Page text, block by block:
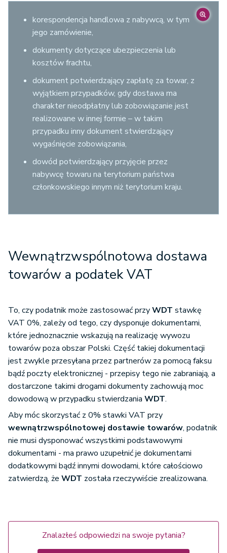
korespondencja handlowa z nabywcą, w tym
jego zamówienie,
dokumenty dotyczące ubezpieczenia lub
kosztów frachtu,
dokument potwierdzający zapłatę za towar, z
wyjątkiem przypadków, gdy dostawa ma
charakter nieodpłatny lub zobowiązanie jest
realizowane w innej formie – w takim
przypadku inny dokument stwierdzający
wygaśnięcie zobowiązania,
dowód potwierdzający przyjęcie przez
nabywcę towaru na terytorium państwa
członkowskiego innym niż terytorium kraju.
Wewnątrzwspólnotowa dostawa
towarów a podatek VAT
To, czy podatnik może zastosować przyWDT stawkę
VAT 0%, zależy od tego, czy dysponuje dokumentami,
które jednoznacznie wskazują na realizację wywozu
towarów poza obszar Polski. Część takiej dokumentacji
jest zwykle przesyłana przez partnerów za pomocą faksu
bądź poczty elektronicznej - przepisy tego nie zabraniają, a
dostarczone takimi drogami dokumenty zachowują moc
dowodową w przypadku stwierdzania WDT.
Aby móc skorzystać z 0% stawki VAT przy
wewnątrzwspólnotowej dostawie towarów, podatnik
nie musi dysponować wszystkimi podstawowymi
dokumentami - ma prawo uzupełnić je dokumentami
dodatkowymi bądź innymi dowodami, które całościowo
zatwierdzą, że WDT została rzeczywiście zrealizowana.
Znalazłeś odpowiedzi na swoje pytania?